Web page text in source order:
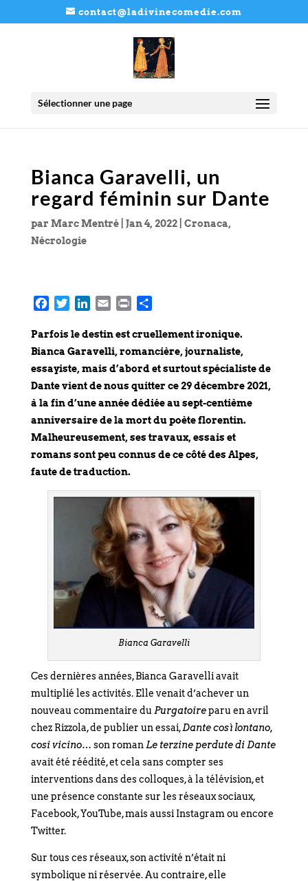
contact@ladivinecomedie.com
Sélectionner une page
Bianca Garavelli, un
regard féminin sur Dante
par Marc Mentré| Jan 4, 2022| Cronaca,
Nécrologie
c
e
b
o
o
k
i
t
t
e
r
n
k
e
d
I
n
a
i
l
i
n
t
r
t
a
g
e
r
Parfois le destin est cruellement ironique.
Bianca Garavelli, romancière, journaliste,
essayiste, mais d’abord et surtout spécialiste de
Dante vient de nous quitter ce 29 décembre 2021,
à la fin d’une année dédiée au sept-centième
anniversaire de la mort du poète florentin.
Malheureusement, ses travaux, essais et
romans sont peu connus de ce côté des Alpes,
faute de traduction.
Bianca Garavelli
Ces dernières années, Bianca Garavelli avait
multiplié les activités. Elle venait d’achever un
nouveau commentaire du Purgatoireparu en avril
chez Rizzola, de publier un essai,Dante così lontano,
cosi vicino… son roman Le terzine perdute di Dante
avait été réédité, et cela sans compter ses
interventions dans des colloques, à la télévision, et
une présence constante sur les réseaux sociaux,
Facebook, YouTube, mais aussi Instagram ou encore
Twitter.
Sur tous ces réseaux, son activité n’était ni
symbolique ni réservée. Au contraire, elle